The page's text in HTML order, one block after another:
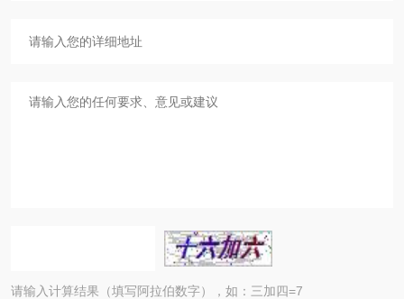
请输入计算结果（填写阿拉伯数字），如：三加四=7